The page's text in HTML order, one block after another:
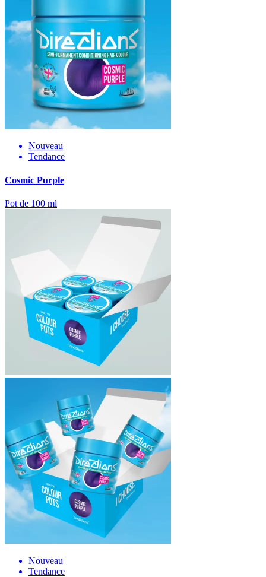
Nouveau
Tendance
Cosmic Purple
Pot de 100 ml
Nouveau
Tendance